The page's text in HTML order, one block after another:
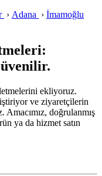
› Adana › İmamoğlu
ekliyoruz.
ve ziyaretçilerin
Amacımız, doğrulanmış
ya da hizmet satın